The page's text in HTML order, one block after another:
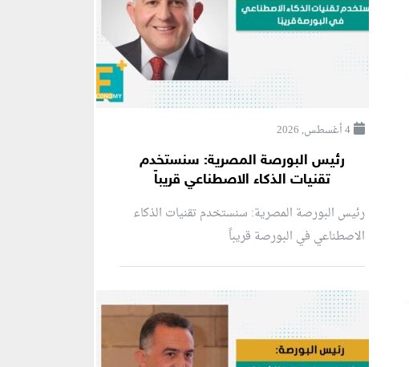
4 أغسطس, 2026
رئيس البورصة المصرية: سنستخدم
تقنيات الذكاء الاصطناعي قريباً
رئيس البورصة المصرية: سنستخدم تقنيات الذكاء
الاصطناعي في البورصة قريباً